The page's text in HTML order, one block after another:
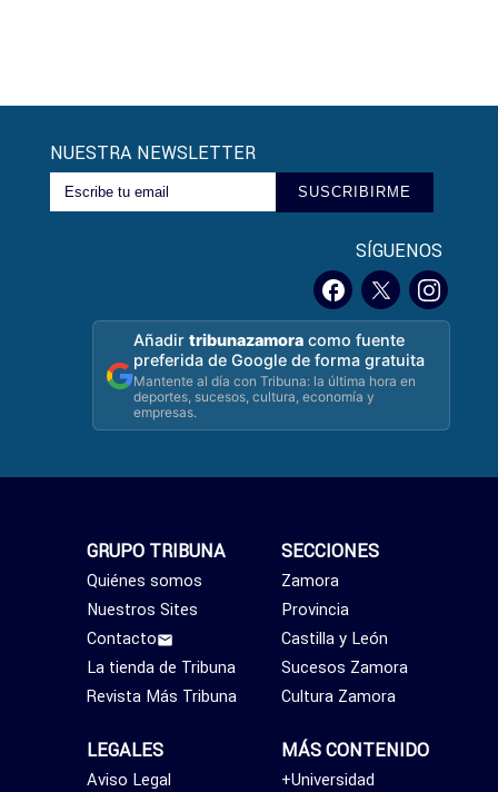
NUESTRA NEWSLETTER
SUSCRIBIRME
SÍGUENOS
Añadirtribunazamora como fuente
preferida de Google de forma gratuita
Mantente al día con Tribuna: la última hora en
deportes, sucesos, cultura, economía y
empresas.
SECCIONES
Zamora
Provincia
Castilla y León
Sucesos Zamora
Cultura Zamora
MÁS CONTENIDO
+Universidad
GRUPO TRIBUNA
Quiénes somos
Nuestros Sites
Contacto
La tienda de Tribuna
Revista Más Tribuna
LEGALES
Aviso Legal